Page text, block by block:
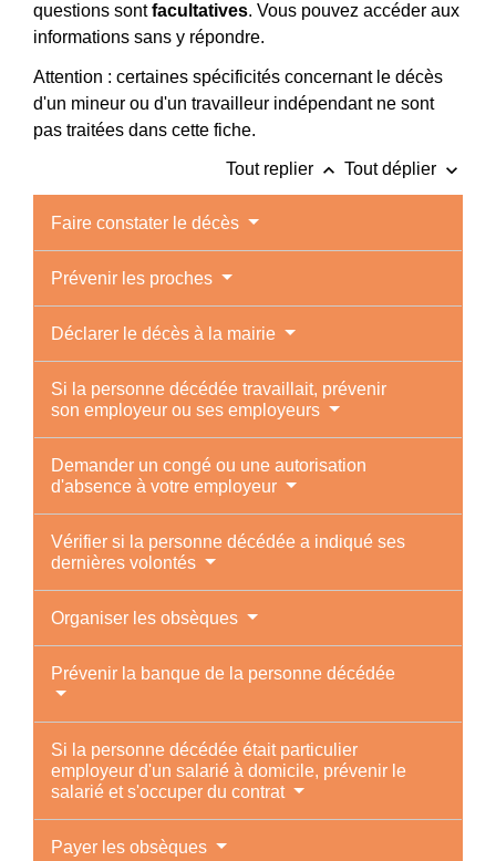
questions sontfacultatives. Vous pouvez accéder aux
informations sans y répondre.
Attention : certaines spécificités concernant le décès
d'un mineur ou d'un travailleur indépendant ne sont
pas traitées dans cette fiche.
Tout replier keyboard_arrow_up Tout déplier keyboard_arrow_down
Faire constater le décès
Prévenir les proches
Déclarer le décès à la mairie
Si la personne décédée travaillait, prévenir
son employeur ou ses employeurs
Demander un congé ou une autorisation
d'absence à votre employeur
Vérifier si la personne décédée a indiqué ses
dernières volontés
Organiser les obsèques
Prévenir la banque de la personne décédée
Si la personne décédée était particulier
employeur d'un salarié à domicile, prévenir le
salarié et s'occuper du contrat
Payer les obsèques